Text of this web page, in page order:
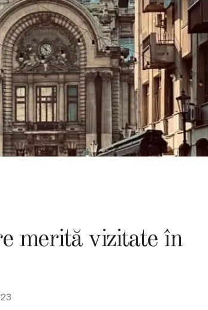
merită vizitate în